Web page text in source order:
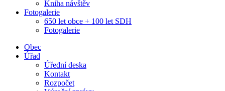
Kniha návštěv
Fotogalerie
650 let obce + 100 let SDH
Fotogalerie
Obec
Úřad
Úřední deska
Kontakt
Rozpočet